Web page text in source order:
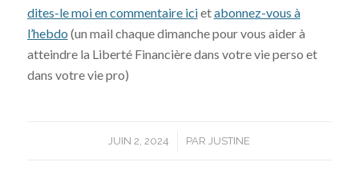
dites-le moi en commentaire icietabonnez-vous à
l’hebdo (un mail chaque dimanche pour vous aider à
atteindre la Liberté Financière dans votre vie perso et
dans votre vie pro)
JUIN 2, 2024
/ PARJUSTINE